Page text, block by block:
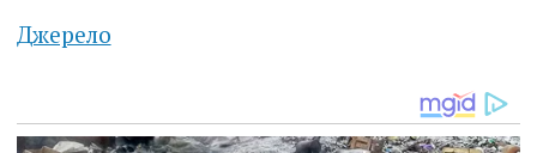
Джерело